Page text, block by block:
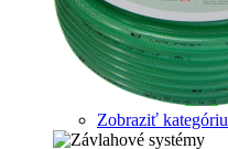
Zobraziť kategóriu